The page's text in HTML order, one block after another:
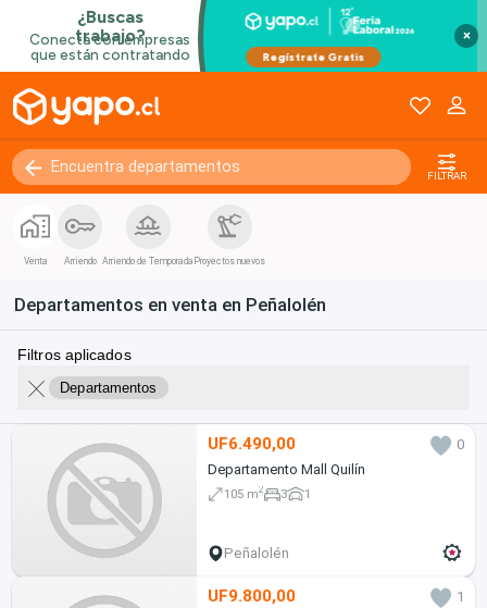
×
FILTRAR
Venta Arriendo Arriendo de Temporada Proyectos nuevos
Departamentos en venta en Peñalolén
Filtros aplicados
Departamentos
UF6.490,00
0
Departamento Mall Quilín
105 m2 3 1
Peñalolén
UF9.800,00
1